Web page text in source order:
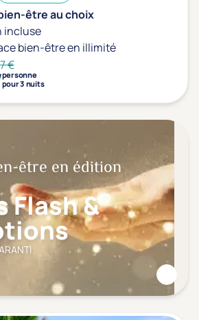
être au choix
incluse
bien-être en illimité
€
personne
pour 3 nuits
être en édition
Flash &